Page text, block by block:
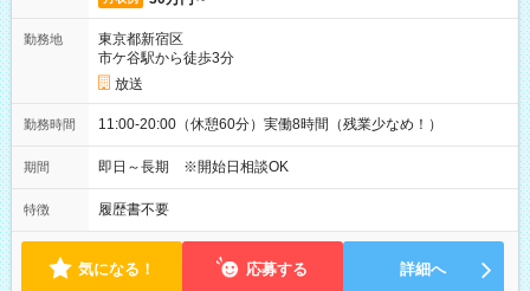
勤務地
東京都新宿区
市ケ谷駅から徒歩3分
放送
勤務時間 11:00-20:00（休憩60分）実働8時間（残業少なめ！）
期間 即日～長期 ※開始日相談OK
特徴 履歴書不要
気になる！ 応募する 詳細へ